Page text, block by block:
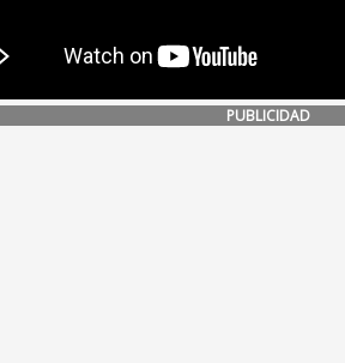
PUBLICIDAD